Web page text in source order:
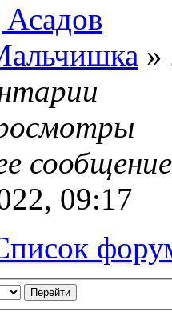
»
09:17